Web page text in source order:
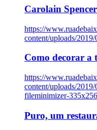
Carolain
https://
content/uploads/
Como decorar a
https://
content/uploads/
fileminimizer-
Puro, um